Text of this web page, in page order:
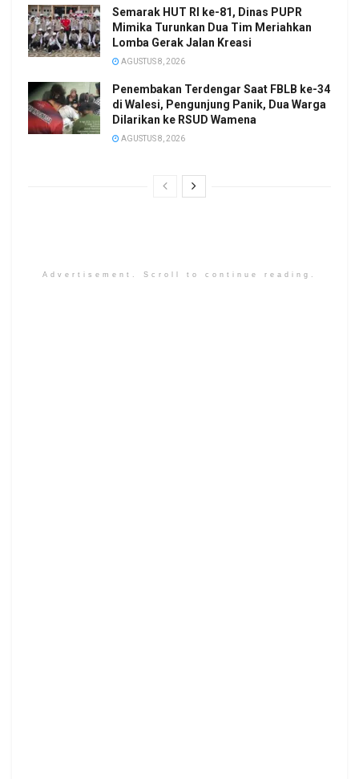
Semarak HUT RI ke-81, Dinas PUPR
Mimika Turunkan Dua Tim Meriahkan
Lomba Gerak Jalan Kreasi
AGUSTUS 8, 2026
Penembakan Terdengar Saat FBLB ke-34
di Walesi, Pengunjung Panik, Dua Warga
Dilarikan ke RSUD Wamena
AGUSTUS 8, 2026
Advertisement. Scroll to continue reading.